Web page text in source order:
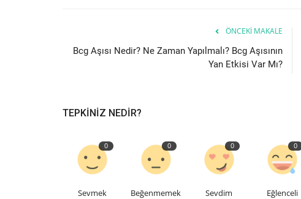
ÖNCEKI MAKALE
Bcg Aşısı Nedir? Ne Zaman Yapılmalı? Bcg Aşısının
Yan Etkisi Var Mı?
TEPKINIZ NEDIR?
0
Sevmek
0
Beğenmemek
0
Sevdim
0
Eğlenceli